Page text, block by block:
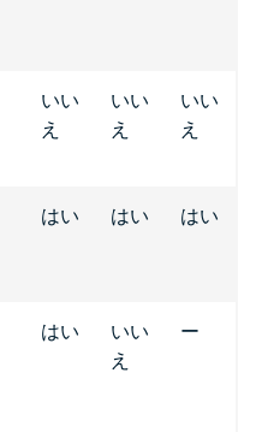
いい
え
いい
え
いい
え
はい はい はい
はい
いい
え
ー